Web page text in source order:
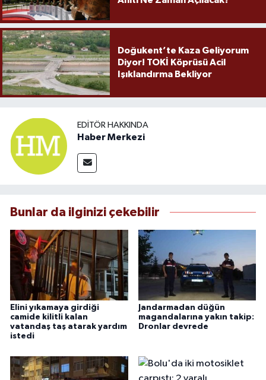
Doğukent’te Kaza Geliyorum
Diyor! TOKİ Köprüsü Acil
Işıklandırma Bekliyor
EDITÖR HAKKINDA
Haber Merkezi
Bunlar da ilginizi çekebilir
Elini yıkamaya girdiği
camide kilitli kalan
vatandaş taş atarak yardım
istedi
Jandarmadan düğün
magandalarına yakın takip:
Dronlar devrede